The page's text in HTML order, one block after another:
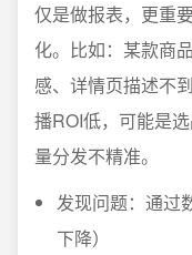
仅是做报表，更重
化。比如：某款商
感、详情页描述不
播ROI低，可能是
量分发不精准。
发现问题：通过
下降）